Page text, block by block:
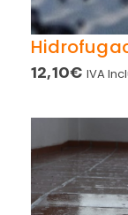
12,10€ IVA